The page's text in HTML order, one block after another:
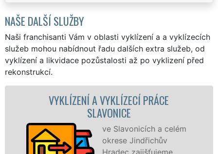
NAŠE DALŠÍ SLUŽBY
Naši franchisanti Vám v oblasti vyklízení a a vyklízecích
služeb mohou nabídnout řadu dalších extra služeb, od
vyklízení a likvidace pozůstalosti až po vyklizení před
rekonstrukcí.
A VYKLÍZECÍ PRÁCE
ve Slavonicích a celém
okrese Jindřichův
Hradec zajišťujeme
VYKLÍZECÍ